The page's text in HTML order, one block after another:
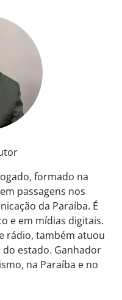
formado na
passagens nos
da Paraíba. É
e em mídias digitais.
rádio, também atuou
estado. Ganhador
na Paraíba e no